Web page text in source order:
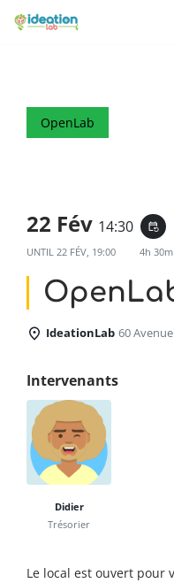
OpenLab
22 Fév 14:30 event_repeat
UNTIL 22 FÉV, 19:00 4h 30m
IdeationLab 60
Intervenants
Didier
Trésorier
Le local est ouvert pour